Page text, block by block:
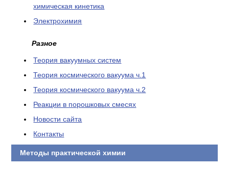
химическая кинетика
Электрохимия
Разное
Теория вакуумных систем
Теория космического вакуума ч.1
Теория космического вакуума ч.2
Реакции в порошковых смесях
Новости сайта
Контакты
Методы практической химии